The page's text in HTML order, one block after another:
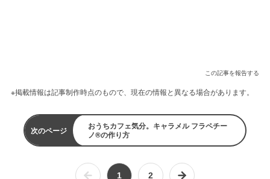
この記事を報告する
※掲載情報は記事制作時点のもので、現在の情報と異なる場合があります。
次のページ
おうちカフェ気分。キャラメル フラペチー
ノ®の作り方
1 2